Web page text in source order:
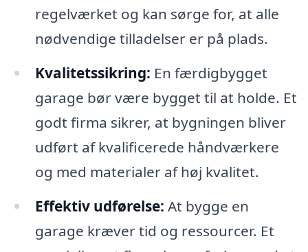
regelværket og kan sørge for, at alle
nødvendige tilladelser er på plads.
Kvalitetssikring: En færdigbygget
garage bør være bygget til at holde. Et
godt firma sikrer, at bygningen bliver
udført af kvalificerede håndværkere
og med materialer af høj kvalitet.
Effektiv udførelse: At bygge en
garage kræver tid og ressourcer. Et